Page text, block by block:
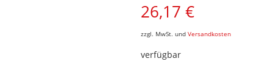
26,17€
zzgl. MwSt. undVersandkosten
verfügbar